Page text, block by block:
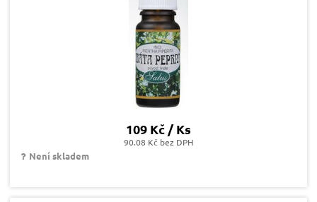
109 Kč / Ks
90.08 Kč bez DPH
Není skladem